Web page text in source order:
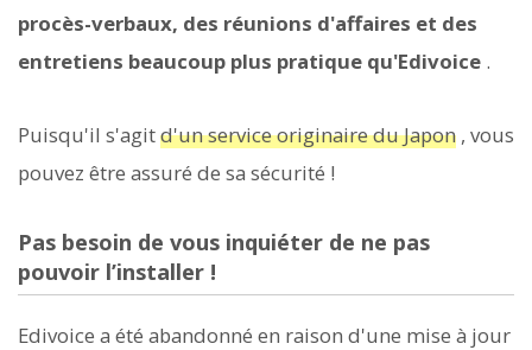
procès-verbaux, des réunions d'affaires et des
entretiens beaucoup plus pratique qu'Edivoice .
Puisqu'il s'agitd'un service originaire du Japon , vous
pouvez être assuré de sa sécurité !
Pas besoin de vous inquiéter de ne pas
pouvoir l’installer !
Edivoice a été abandonné en raison d'une mise à jour